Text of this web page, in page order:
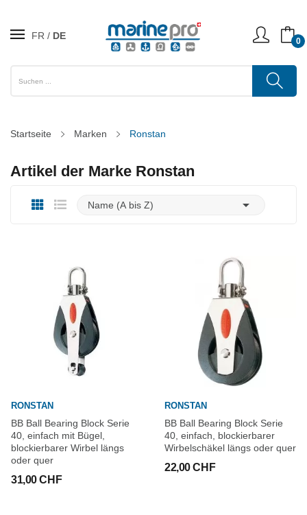
FR DE 0
Startseite Marken Ronstan
Artikel der Marke Ronstan
Name (A bis Z) 
RONSTAN
BB Ball Bearing Block Serie
40, einfach mit Bügel,
blockierbarer Wirbel längs
oder quer
31,00 CHF
RONSTAN
BB Ball Bearing Block Serie
40, einfach, blockierbarer
Wirbelschäkel längs oder quer
22,00 CHF